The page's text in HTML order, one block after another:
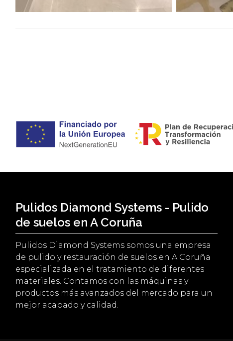
Pulidos Diamond Systems - Pulido
de suelos en A Coruña
Pulidos Diamond Systems somos una empresa
de pulido y restauración de suelos en A Coruña
especializada en el tratamiento de diferentes
materiales. Contamos con las máquinas y
productos más avanzados del mercado para un
mejor acabado y calidad.